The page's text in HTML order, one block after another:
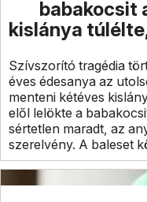
babakocsit
kislánya
Szívszorító tragédia
éves édesanya az
menteni kétéves
elől lelökte a
sértetlen maradt, az
szerelvény. A baleset